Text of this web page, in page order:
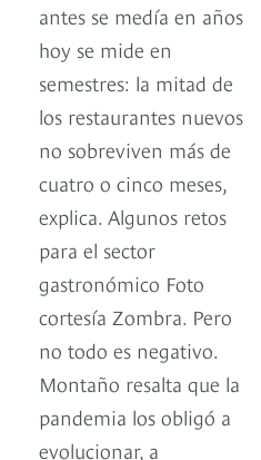
antes se medía en años
hoy se mide en
semestres: la mitad de
los restaurantes nuevos
no sobreviven más de
cuatro o cinco meses,
explica. Algunos retos
para el sector
gastronómico Foto
cortesía Zombra. Pero
no todo es negativo.
Montaño resalta que la
pandemia los obligó a
evolucionar, a